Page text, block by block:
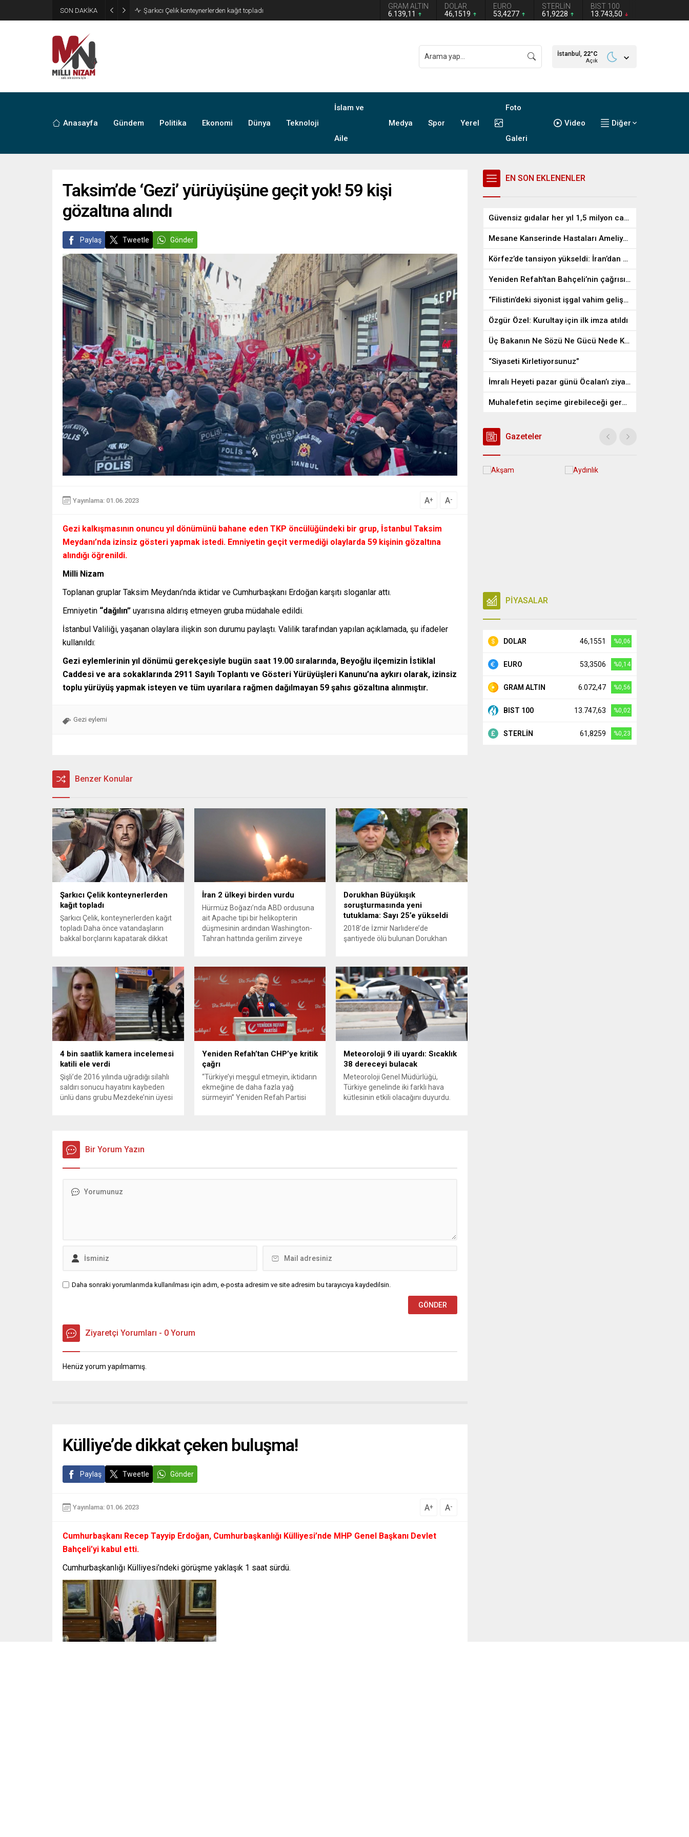
SON DAKİKA
GRAM ALTIN
6.139,11
DOLAR
46,1519
EURO
53,4277
STERLİN
61,9228
BIST 100
13.743,50
İstanbul, 22°C
Açık
Anasayfa Gündem Politika Ekonomi Dünya Teknoloji
İslam ve
Aile
Medya Spor Yerel
Foto
Galeri
Video Diğer
Taksim’de ‘Gezi’ yürüyüşüne geçit yok! 59 kişi
gözaltına alındı
Paylaş Tweetle Gönder
Yayınlama: 01.06.2023 A+ A-
Gezi kalkışmasının onuncu yıl dönümünü bahane eden TKP öncülüğündeki bir grup, İstanbul Taksim
Meydanı’nda izinsiz gösteri yapmak istedi. Emniyetin geçit vermediği olaylarda 59 kişinin gözaltına
alındığı öğrenildi.
Milli Nizam
Toplanan gruplar Taksim Meydanı’nda iktidar ve Cumhurbaşkanı Erdoğan karşıtı sloganlar attı.
Emniyetin “dağılın” uyarısına aldırış etmeyen gruba müdahale edildi.
İstanbul Valiliği, yaşanan olaylara ilişkin son durumu paylaştı. Valilik tarafından yapılan açıklamada, şu ifadeler
kullanıldı:
Gezi eylemlerinin yıl dönümü gerekçesiyle bugün saat 19.00 sıralarında, Beyoğlu ilçemizin İstiklal
Caddesi ve ara sokaklarında 2911 Sayılı Toplantı ve Gösteri Yürüyüşleri Kanunu’na aykırı olarak, izinsiz
toplu yürüyüş yapmak isteyen ve tüm uyarılara rağmen dağılmayan 59 şahıs gözaltına alınmıştır.
Gezi eylemi
Benzer Konular
Şarkıcı Çelik konteynerlerden
kağıt topladı
Şarkıcı Çelik, konteynerlerden kağıt
topladı Daha önce vatandaşların
bakkal borçlarını kapatarak dikkat
Çelik, Samsun’un İlkadım ilçesinde
çöpten kağıt toplayarak geçimini
sağlayan Serpil Hanım’a destek
oldu. Çelik, sokaklardaki
konteynerlerden kağıt topladı. Ünlü
şarkıcı Çelik, Samsun’un İlkadım
ilçesinde çöpten kağıt toplayarak...
İran 2 ülkeyi birden vurdu
Hürmüz Boğazı’nda ABD ordusuna
ait Apache tipi bir helikopterin
düşmesinin ardından Washington-
Tahran hattında gerilim zirveye
savunma sistemleri ve radarları
vurmasına, İran Devrim Muhafızları
Bahreyn ve Ürdün’deki Amerikan
askeri üslerini hedef alarak sert
karşılık verdi. Tahran, yeni bir ABD
saldırısına anında yanıt verileceğini
duyurdu....
Dorukhan Büyükışık
soruşturmasında yeni
tutuklama: Sayı 25’e yükseldi
2018’de İzmir Narlıdere’de
şantiyede ölü bulunan Dorukhan
artmaya devam ediyor. Son olarak
Olay Yeri İnceleme Büro Amiri
Atakan Kaçar’ın da tutuklanmasıyla
dosyadaki tutuklu sayısı 25’e
yükseldi. İzmir’in Narlıdere ilçesinde
2018 yılında şantiyede ölü bulunan
Dorukhan Büyükışık’a ilişkin yeniden
açılan soruşturmada tutuklamalar
genişliyor. Son olarak dönemin...
4 bin saatlik kamera incelemesi
katili ele verdi
Şişli’de 2016 yılında uğradığı silahlı
saldırı sonucu hayatını kaybeden
ünlü dans grubu Mezdeke’nin üyesi
ekipleri, cinayeti işlediğini itiraf eden
maktulün akrabası Bülent G. ile
azmettirici olduğu öne sürülen 2...
Yeniden Refah’tan CHP’ye kritik
çağrı
“Türkiye’yi meşgul etmeyin, iktidarın
ekmeğine de daha fazla yağ
sürmeyin” Yeniden Refah Partisi
önce anlaşın, kurultay kararı alın,
Meteoroloji 9 ili uyardı: Sıcaklık
38 dereceyi bulacak
Meteoroloji Genel Müdürlüğü,
Türkiye genelinde iki farklı hava
kütlesinin etkili olacağını duyurdu.
9 ilde ise hava sıcaklıkları mevsim
Bir Yorum Yazın
Daha sonraki yorumlarımda kullanılması için adım, e-posta adresim ve site adresim bu tarayıcıya kaydedilsin.
Ziyaretçi Yorumları - 0 Yorum
Henüz yorum yapılmamış.
Külliye’de dikkat çeken buluşma!
Paylaş Tweetle Gönder
Yayınlama: 01.06.2023 A+ A-
Cumhurbaşkanı Recep Tayyip Erdoğan, Cumhurbaşkanlığı Külliyesi’nde MHP Genel Başkanı Devlet
Bahçeli’yi kabul etti.
Cumhurbaşkanlığı Külliyesi’ndeki görüşme yaklaşık 1 saat sürdü.
EN SON EKLENENLER
Güvensiz gıdalar her yıl 1,5 milyon can alıyor
Mesane Kanserinde Hastaları Ameliyattan Kurtaran İlaç
Körfez’de tansiyon yükseldi: İran’dan ABD üslerine misilleme
Yeniden Refah’tan Bahçeli’nin çağrısına destek
“Filistin’deki siyonist işgal vahim gelişmelere gebe”
Özgür Özel: Kurultay için ilk imza atıldı
Üç Bakanın Ne Sözü Ne Gücü Nede Kudreti Yetmedi
“Siyaseti Kirletiyorsunuz”
İmralı Heyeti pazar günü Öcalan’ı ziyaret edecek
Muhalefetin seçime girebileceği gerçek bir alan kalmayabilir
Gazeteler
PİYASALAR
DOLAR 46,1551 %0,06
EURO 53,3506 %0,14
GRAM ALTIN 6.072,47 %0,56
BIST 100 13.747,63 %0,02
STERLİN 61,8259 %0,23